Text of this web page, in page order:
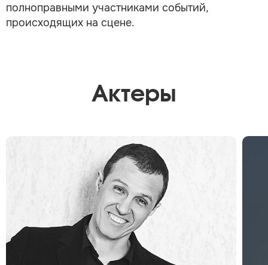
полноправными участниками событий,
происходящих на сцене.
Актеры